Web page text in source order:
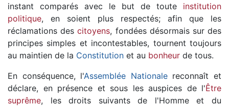
instant comparés avec le but de toute institution
politique, en soient plus respectés; afin que les
réclamations descitoyens, fondées désormais sur des
principes simples et incontestables, tournent toujours
au maintien de la Constitution et au bonheur de tous.
En conséquence, l'Assemblée Nationalereconnaît et
déclare, en présence et sous les auspices de l'Être
suprême, les droits suivants de l'Homme et du